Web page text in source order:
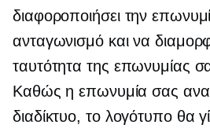
διαφοροποιήσει την
ανταγωνισμό και να
ταυτότητα της επωνυμίας
Καθώς η επωνυμία σας
διαδίκτυο, το λογότυπο θα